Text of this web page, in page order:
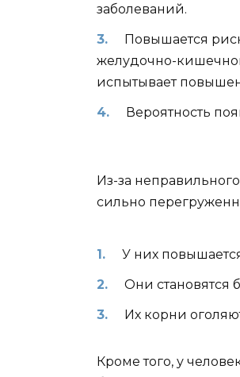
заболеваний.
Повышается
желудочно-
испытывает
Вероятность
Из-за
сильно
У них
Они становятся
Их корни
Кроме того, у